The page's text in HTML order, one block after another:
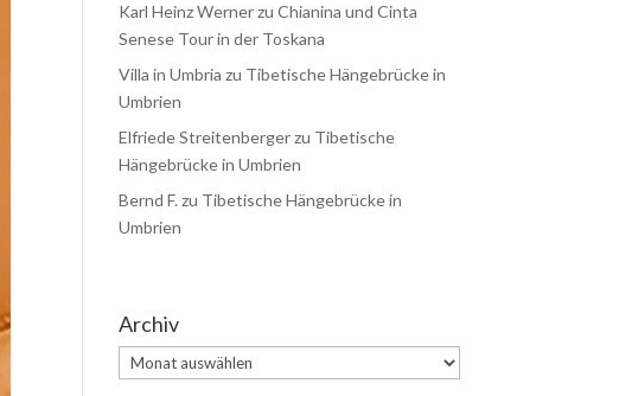
Karl Heinz Wernerzu Chianina und Cinta
Senese Tour in der Toskana
Villa in Umbria zu Tibetische Hängebrücke in
Umbrien
Elfriede Streitenbergerzu Tibetische
Hängebrücke in Umbrien
Bernd F. zu Tibetische Hängebrücke in
Umbrien
Archiv
Archiv